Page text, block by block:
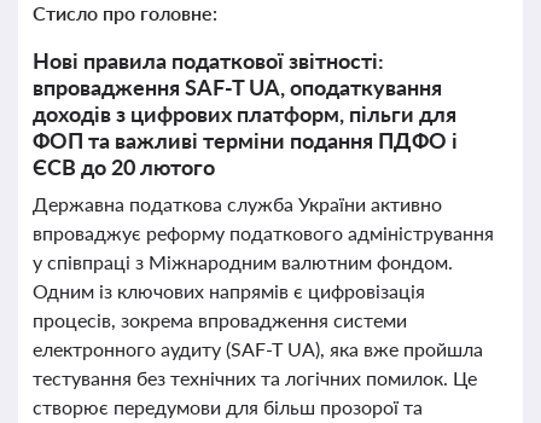
Стисло про головне:
Нові правила податкової звітності:
впровадження SAF-T UA, оподаткування
доходів з цифрових платформ, пільги для
ФОП та важливі терміни подання ПДФО і
ЄСВ до 20 лютого
Державна податкова служба України активно
впроваджує реформу податкового адміністрування
у співпраці з Міжнародним валютним фондом.
Одним із ключових напрямів є цифровізація
процесів, зокрема впровадження системи
електронного аудиту (SAF-T UA), яка вже пройшла
тестування без технічних та логічних помилок. Це
створює передумови для більш прозорої та